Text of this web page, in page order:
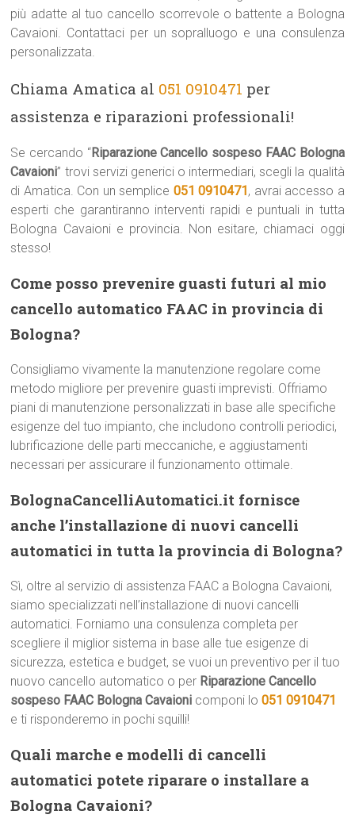
più adatte al tuo cancello scorrevole o battente a Bologna
Cavaioni. Contattaci per un sopralluogo e una consulenza
personalizzata.
Chiama Amatica al 051 0910471 per
assistenza e riparazioni professionali!
Se cercando “Riparazione Cancello sospeso FAAC Bologna
Cavaioni” trovi servizi generici o intermediari, scegli la qualità
di Amatica. Con un semplice 051 0910471, avrai accesso a
esperti che garantiranno interventi rapidi e puntuali in tutta
Bologna Cavaioni e provincia. Non esitare, chiamaci oggi
stesso!
Come posso prevenire guasti futuri al mio
cancello automatico FAAC in provincia di
Bologna?
Consigliamo vivamente la manutenzione regolare come
metodo migliore per prevenire guasti imprevisti. Offriamo
piani di manutenzione personalizzati in base alle specifiche
esigenze del tuo impianto, che includono controlli periodici,
lubrificazione delle parti meccaniche, e aggiustamenti
necessari per assicurare il funzionamento ottimale.
BolognaCancelliAutomatici.it fornisce
anche l’installazione di nuovi cancelli
automatici in tutta la provincia di Bologna?
Sì, oltre al servizio di assistenza FAAC a Bologna Cavaioni,
siamo specializzati nell’installazione di nuovi cancelli
automatici. Forniamo una consulenza completa per
scegliere il miglior sistema in base alle tue esigenze di
sicurezza, estetica e budget, se vuoi un preventivo per il tuo
nuovo cancello automatico o per Riparazione Cancello
sospeso FAAC Bologna Cavaioni componi lo051 0910471
e ti risponderemo in pochi squilli!
Quali marche e modelli di cancelli
automatici potete riparare o installare a
Bologna Cavaioni?